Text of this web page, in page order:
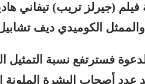
(جيرلز تريب) تيفاني
الكوميدي ديف